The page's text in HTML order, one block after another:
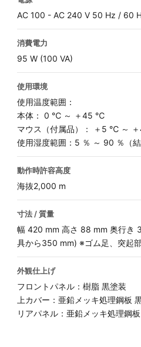
AC 100 - AC 240 V 50 Hz / 60
消費電力
95 W (100 VA)
使用環境
使用温度範囲：
本体： 0 ℃ ～ ＋45 ℃
マウス（付属品）： ＋5 ℃ ～
使用湿度範囲：5 ％ ～ 90 ％（結
動作時許容高度
海抜2,000 m
寸法 / 質量
幅 420 mm 高さ 88 mm 奥行き
具から350 mm) ※ゴム足、突起
外観仕上げ
フロントパネル：樹脂 黒塗装
上カバー：亜鉛メッキ処理鋼板
リアパネル：亜鉛メッキ処理鋼板